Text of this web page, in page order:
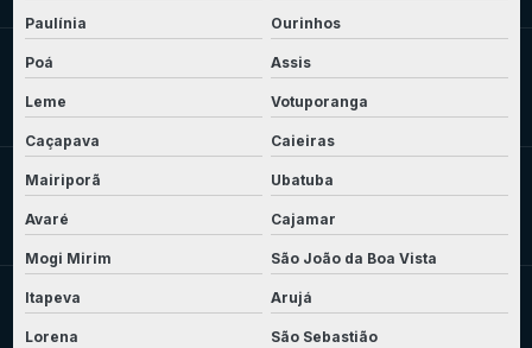
Paulínia Ourinhos
Poá Assis
Leme Votuporanga
Caçapava Caieiras
Mairiporã Ubatuba
Avaré Cajamar
Mogi Mirim São João da Boa Vista
Itapeva Arujá
Lorena São Sebastião